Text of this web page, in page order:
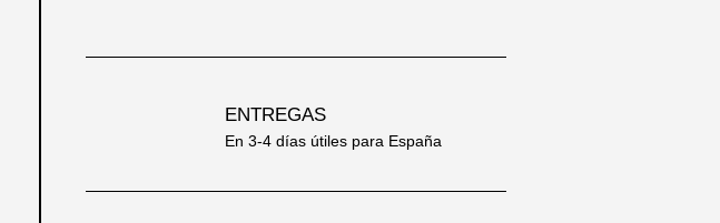
ENTREGAS
En 3-4 días útiles para España